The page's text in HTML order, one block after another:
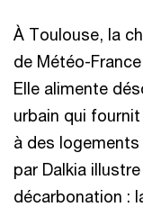
À Toulouse, la
de Météo-
Elle alimente
urbain qui
à des
par Dalkia
décarbonation :